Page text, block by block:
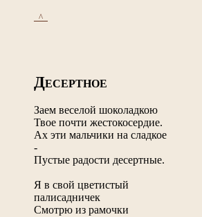
_^_
ДЕСЕРТНОЕ
Заем веселой шоколадкою
Твое почти жестокосердие.
Ах эти мальчики на сладкое
-
Пустые радости десертные.
Я в свой цветистый
палисадничек
Смотрю из рамочки